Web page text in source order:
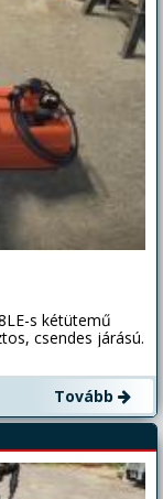
s kétütemű
csendes járású.
Tovább